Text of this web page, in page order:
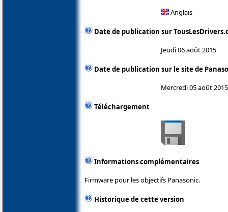
Anglais
Date de publication sur
Jeudi 06 août 2015
Date de publication sur le site de
Mercredi 05 août 2015
Téléchargement
Informations complémentaires
Firmware pour les objectifs Panasonic.
Historique de cette version